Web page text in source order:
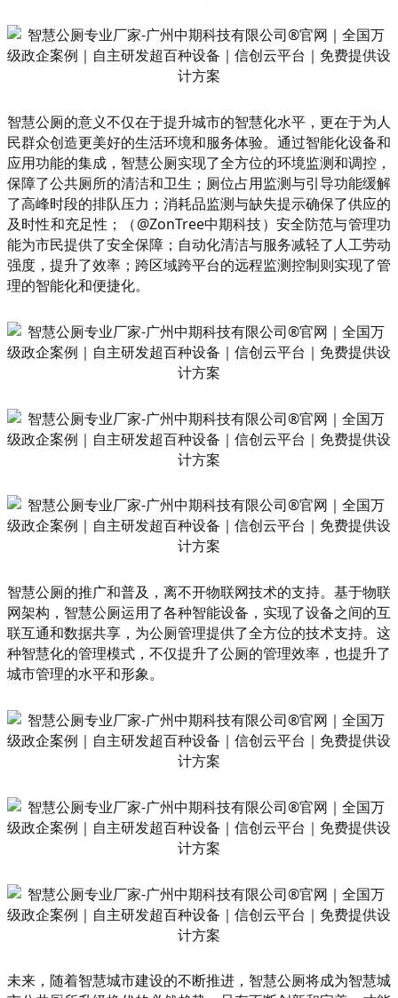
智慧公厕的意义不仅在于提升城市的智慧化水平，更在于为人
民群众创造更美好的生活环境和服务体验。通过智能化设备和
应用功能的集成，智慧公厕实现了全方位的环境监测和调控，
保障了公共厕所的清洁和卫生；厕位占用监测与引导功能缓解
了高峰时段的排队压力；消耗品监测与缺失提示确保了供应的
及时性和充足性；（@ZonTree中期科技）安全防范与管理功
能为市民提供了安全保障；自动化清洁与服务减轻了人工劳动
强度，提升了效率；跨区域跨平台的远程监测控制则实现了管
理的智能化和便捷化。
智慧公厕的推广和普及，离不开物联网技术的支持。基于物联
网架构，智慧公厕运用了各种智能设备，实现了设备之间的互
联互通和数据共享，为公厕管理提供了全方位的技术支持。这
种智慧化的管理模式，不仅提升了公厕的管理效率，也提升了
城市管理的水平和形象。
未来，随着智慧城市建设的不断推进，智慧公厕将成为智慧城